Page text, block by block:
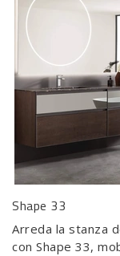
Shape 33
Arreda la stanza
con Shape 33,